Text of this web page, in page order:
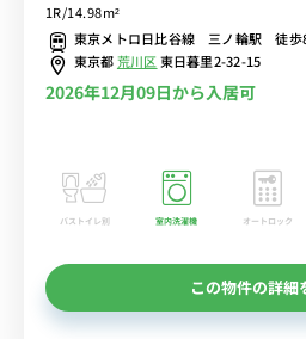
タル中！
1R/14.98m²
東京メトロ日比谷線 三ノ輪駅 徒歩
東京都荒川区東日暮里2-32-15
2026年12月09日から入居可
バストイレ別 室内洗濯機 オートロック
この物件の詳細